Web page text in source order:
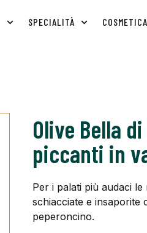
SPECIALITÀ COSMETICA
Olive Bella
piccanti in
Per i palati più audaci
schiacciate e insaporite
peperoncino.